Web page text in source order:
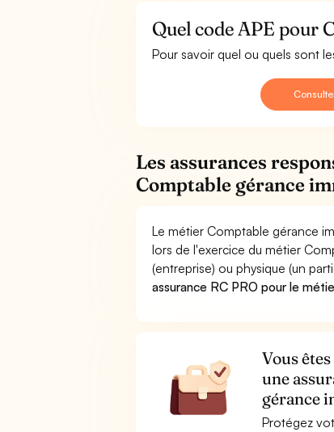
Quel code APE pour
Pour savoir quel ou quels sont
Les assurances
Comptable gérance
Le métier Comptable gérance
lors de l'exercice du métier
(entreprise) ou physique (un
assurance RC PRO pour le
Vous
une
gérance
Protégez